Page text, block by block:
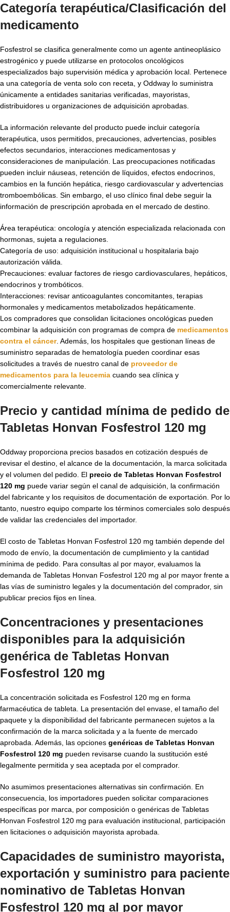
Categoría terapéutica/Clasificación del
medicamento
Fosfestrol se clasifica generalmente como un agente antineoplásico
estrogénico y puede utilizarse en protocolos oncológicos
especializados bajo supervisión médica y aprobación local. Pertenece
a una categoría de venta solo con receta, y Oddway lo suministra
únicamente a entidades sanitarias verificadas, mayoristas,
distribuidores u organizaciones de adquisición aprobadas.
La información relevante del producto puede incluir categoría
terapéutica, usos permitidos, precauciones, advertencias, posibles
efectos secundarios, interacciones medicamentosas y
consideraciones de manipulación. Las preocupaciones notificadas
pueden incluir náuseas, retención de líquidos, efectos endocrinos,
cambios en la función hepática, riesgo cardiovascular y advertencias
tromboembólicas. Sin embargo, el uso clínico final debe seguir la
información de prescripción aprobada en el mercado de destino.
Área terapéutica: oncología y atención especializada relacionada con
hormonas, sujeta a regulaciones.
Categoría de uso: adquisición institucional u hospitalaria bajo
autorización válida.
Precauciones: evaluar factores de riesgo cardiovasculares, hepáticos,
endocrinos y trombóticos.
Interacciones: revisar anticoagulantes concomitantes, terapias
hormonales y medicamentos metabolizados hepáticamente.
Los compradores que consolidan licitaciones oncológicas pueden
combinar la adquisición con programas de compra de medicamentos
contra el cáncer. Además, los hospitales que gestionan líneas de
suministro separadas de hematología pueden coordinar esas
solicitudes a través de nuestro canal de proveedor de
medicamentos para la leucemia cuando sea clínica y
comercialmente relevante.
Precio y cantidad mínima de pedido de
Tabletas Honvan Fosfestrol 120 mg
Oddway proporciona precios basados en cotización después de
revisar el destino, el alcance de la documentación, la marca solicitada
y el volumen del pedido. El precio de Tabletas Honvan Fosfestrol
120 mg puede variar según el canal de adquisición, la confirmación
del fabricante y los requisitos de documentación de exportación. Por lo
tanto, nuestro equipo comparte los términos comerciales solo después
de validar las credenciales del importador.
El costo de Tabletas Honvan Fosfestrol 120 mg también depende del
modo de envío, la documentación de cumplimiento y la cantidad
mínima de pedido. Para consultas al por mayor, evaluamos la
demanda de Tabletas Honvan Fosfestrol 120 mg al por mayor frente a
las vías de suministro legales y la documentación del comprador, sin
publicar precios fijos en línea.
Concentraciones y presentaciones
disponibles para la adquisición
genérica de Tabletas Honvan
Fosfestrol 120 mg
La concentración solicitada es Fosfestrol 120 mg en forma
farmacéutica de tableta. La presentación del envase, el tamaño del
paquete y la disponibilidad del fabricante permanecen sujetos a la
confirmación de la marca solicitada y a la fuente de mercado
aprobada. Además, las opciones genéricas de Tabletas Honvan
Fosfestrol 120 mg pueden revisarse cuando la sustitución esté
legalmente permitida y sea aceptada por el comprador.
No asumimos presentaciones alternativas sin confirmación. En
consecuencia, los importadores pueden solicitar comparaciones
específicas por marca, por composición o genéricas de Tabletas
Honvan Fosfestrol 120 mg para evaluación institucional, participación
en licitaciones o adquisición mayorista aprobada.
Capacidades de suministro mayorista,
exportación y suministro para paciente
nominativo de Tabletas Honvan
Fosfestrol 120 mg al por mayor